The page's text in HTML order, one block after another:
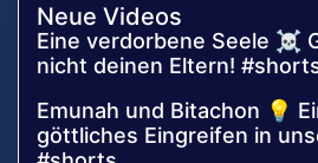
Neue Videos
Eine verdorbene Seele ☠️
nicht deinen Eltern!
Emunah und Bitachon 💡
göttliches Eingreifen in